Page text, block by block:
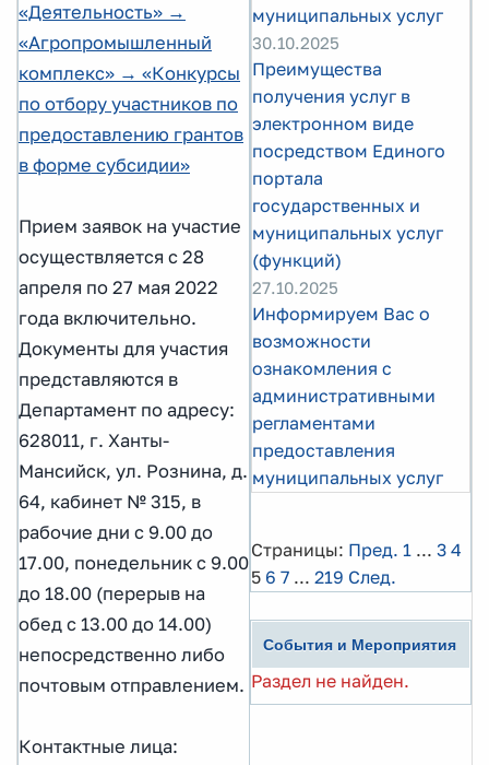
«Деятельность» →
«Агропромышленный
комплекс» → «Конкурсы
по отбору участников по
предоставлению грантов
в форме субсидии»
Прием заявок на участие
осуществляется с 28
апреля по 27 мая 2022
года включительно.
Документы для участия
представляются в
Департамент по адресу:
628011, г. Ханты-
Мансийск, ул. Рознина, д.
64, кабинет № 315, в
рабочие дни с 9.00 до
17.00, понедельник с 9.00
до 18.00 (перерыв на
обед с 13.00 до 14.00)
непосредственно либо
почтовым отправлением.
Контактные лица:
муниципальных услуг
30.10.2025
Преимущества
получения услуг в
электронном виде
посредством Единого
портала
государственных и
муниципальных услуг
(функций)
27.10.2025
Информируем Вас о
возможности
ознакомления с
административными
регламентами
предоставления
муниципальных услуг
Страницы: Пред. 1 ... 3 4
5 6 7 ... 219 След.
События и Мероприятия
Раздел не найден.